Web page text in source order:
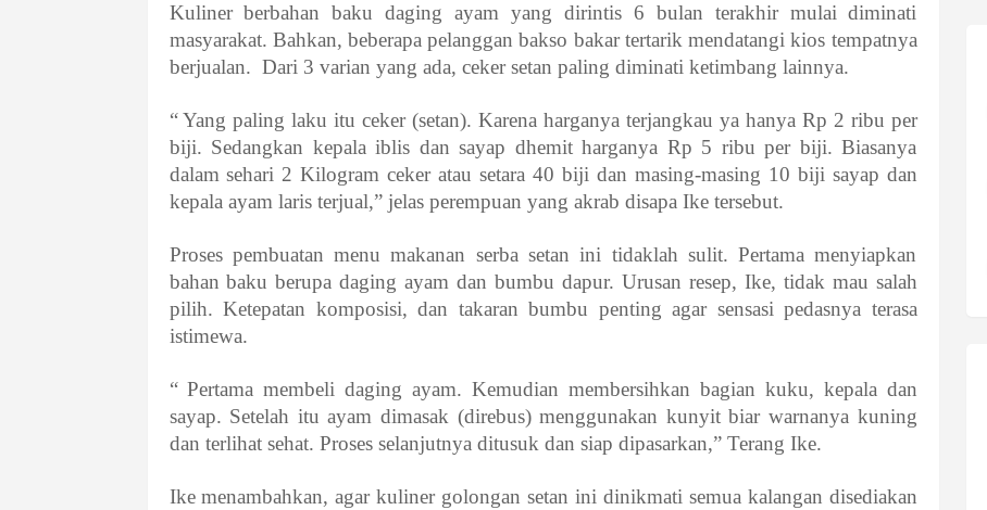
Kuliner berbahan baku daging ayam yang dirintis 6 bulan terakhir mulai diminati
masyarakat. Bahkan, beberapa pelanggan bakso bakar tertarik mendatangi kios tempatnya
berjualan. Dari 3 varian yang ada, ceker setan paling diminati ketimbang lainnya.
“ Yang paling laku itu ceker (setan). Karena harganya terjangkau ya hanya Rp 2 ribu per
biji. Sedangkan kepala iblis dan sayap dhemit harganya Rp 5 ribu per biji. Biasanya
dalam sehari 2 Kilogram ceker atau setara 40 biji dan masing-masing 10 biji sayap dan
kepala ayam laris terjual,” jelas perempuan yang akrab disapa Ike tersebut.
Proses pembuatan menu makanan serba setan ini tidaklah sulit. Pertama menyiapkan
bahan baku berupa daging ayam dan bumbu dapur. Urusan resep, Ike, tidak mau salah
pilih. Ketepatan komposisi, dan takaran bumbu penting agar sensasi pedasnya terasa
istimewa.
“ Pertama membeli daging ayam. Kemudian membersihkan bagian kuku, kepala dan
sayap. Setelah itu ayam dimasak (direbus) menggunakan kunyit biar warnanya kuning
dan terlihat sehat. Proses selanjutnya ditusuk dan siap dipasarkan,” Terang Ike.
Ike menambahkan, agar kuliner golongan setan ini dinikmati semua kalangan disediakan